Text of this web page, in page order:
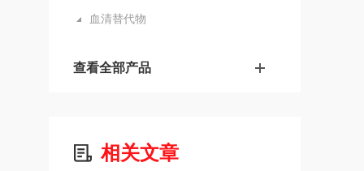
血清替代物
查看全部产品
相关文章